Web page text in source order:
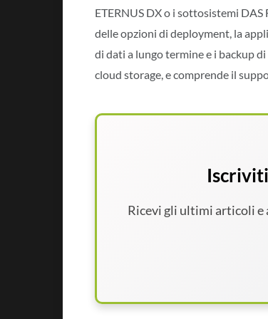
ETERNUS DX o i sottosistemi
delle opzioni di deployment, la
di dati a lungo termine e i backup
cloud storage, e comprende il
Ricevi gli ultimi articoli e